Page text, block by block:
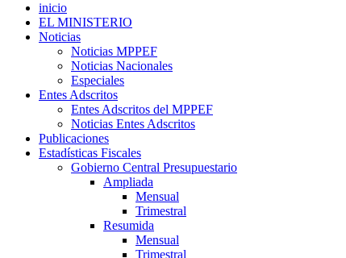
inicio
EL MINISTERIO
Noticias
Noticias MPPEF
Noticias Nacionales
Especiales
Entes Adscritos
Entes Adscritos del MPPEF
Noticias Entes Adscritos
Publicaciones
Estadísticas Fiscales
Gobierno Central Presupuestario
Ampliada
Mensual
Trimestral
Resumida
Mensual
Trimestral